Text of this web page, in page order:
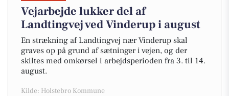
Vejarbejde lukker del af
Landtingvej ved Vinderup i august
En strækning af Landtingvej nær Vinderup skal
graves op på grund af sætninger i vejen, og der
skiltes med omkørsel i arbejdsperioden fra 3. til 14.
august.
Kilde: Holstebro Kommune